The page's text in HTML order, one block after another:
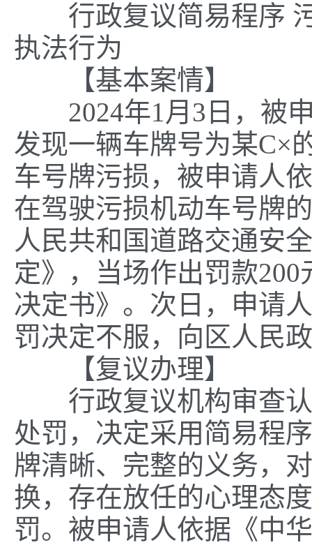
行政复议简易程序 污
执法行为
【基本案情】
2024年1月3日，被申
发现一辆车牌号为某C×
车号牌污损，被申请人
在驾驶污损机动车号牌
人民共和国道路交通安
定》，当场作出罚款
决定书》。次日，申请
罚决定不服，向区人民
【复议办理】
行政复议机构审查认
处罚，决定采用简易程
牌清晰、完整的义务，
换，存在放任的心理态
罚。被申请人依据《中